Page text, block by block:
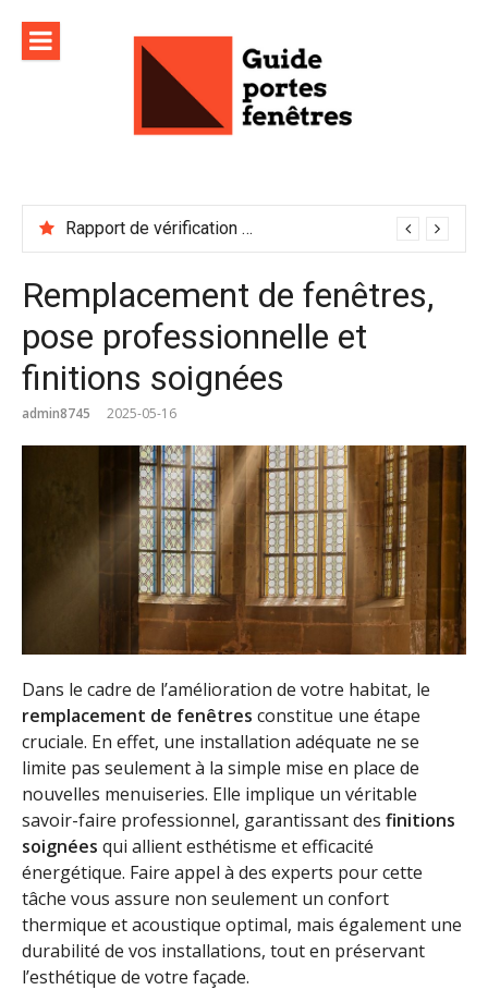
contenu
Rapport de vérification sécurité : à conserver précieusement
Remplacement de fenêtres,
pose professionnelle et
finitions soignées
admin8745 2025-05-16
Dans le cadre de l’amélioration de votre habitat, le
remplacement de fenêtres constitue une étape
cruciale. En effet, une installation adéquate ne se
limite pas seulement à la simple mise en place de
nouvelles menuiseries. Elle implique un véritable
savoir-faire professionnel, garantissant des finitions
soignées qui allient esthétisme et efficacité
énergétique. Faire appel à des experts pour cette
tâche vous assure non seulement un confort
thermique et acoustique optimal, mais également une
durabilité de vos installations, tout en préservant
l’esthétique de votre façade.